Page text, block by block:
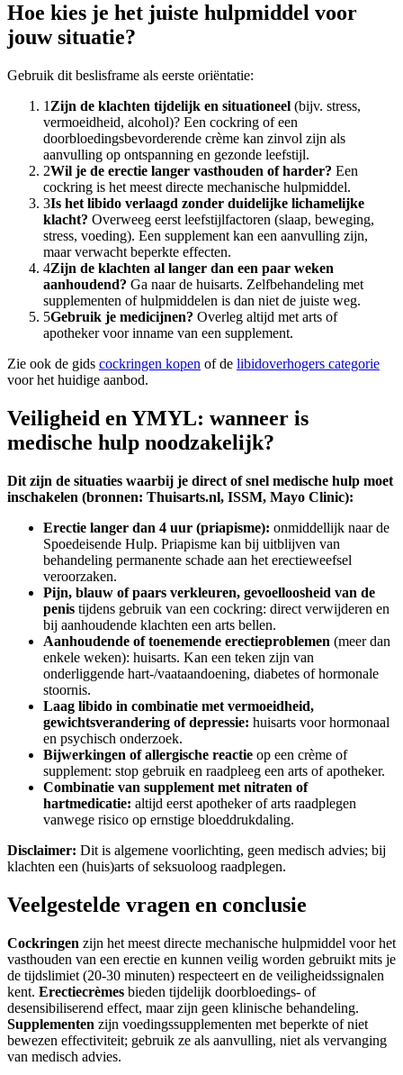
Hoe kies je het juiste hulpmiddel voor
jouw situatie?
Gebruik dit beslisframe als eerste oriëntatie:
1 Zijn de klachten tijdelijk en situationeel (bijv. stress,
vermoeidheid, alcohol)? Een cockring of een
doorbloedingsbevorderende crème kan zinvol zijn als
aanvulling op ontspanning en gezonde leefstijl.
2Wil je de erectie langer vasthouden of harder? Een
cockring is het meest directe mechanische hulpmiddel.
3Is het libido verlaagd zonder duidelijke lichamelijke
klacht? Overweeg eerst leefstijlfactoren (slaap, beweging,
stress, voeding). Een supplement kan een aanvulling zijn,
maar verwacht beperkte effecten.
4Zijn de klachten al langer dan een paar weken
aanhoudend? Ga naar de huisarts. Zelfbehandeling met
supplementen of hulpmiddelen is dan niet de juiste weg.
5Gebruik je medicijnen? Overleg altijd met arts of
apotheker voor inname van een supplement.
Zie ook de gids cockringen kopen of de libidoverhogers categorie
voor het huidige aanbod.
Veiligheid en YMYL: wanneer is
medische hulp noodzakelijk?
Dit zijn de situaties waarbij je direct of snel medische hulp moet
inschakelen (bronnen: Thuisarts.nl, ISSM, Mayo Clinic):
Erectie langer dan 4 uur (priapisme): onmiddellijk naar de
Spoedeisende Hulp. Priapisme kan bij uitblijven van
behandeling permanente schade aan het erectieweefsel
veroorzaken.
Pijn, blauw of paars verkleuren, gevoelloosheid van de
penis tijdens gebruik van een cockring: direct verwijderen en
bij aanhoudende klachten een arts bellen.
Aanhoudende of toenemende erectieproblemen (meer dan
enkele weken): huisarts. Kan een teken zijn van
onderliggende hart-/vaataandoening, diabetes of hormonale
stoornis.
Laag libido in combinatie met vermoeidheid,
gewichtsverandering of depressie: huisarts voor hormonaal
en psychisch onderzoek.
Bijwerkingen of allergische reactie op een crème of
supplement: stop gebruik en raadpleeg een arts of apotheker.
Combinatie van supplement met nitraten of
hartmedicatie: altijd eerst apotheker of arts raadplegen
vanwege risico op ernstige bloeddrukdaling.
Disclaimer: Dit is algemene voorlichting, geen medisch advies; bij
klachten een (huis)arts of seksuoloog raadplegen.
Veelgestelde vragen en conclusie
Cockringen zijn het meest directe mechanische hulpmiddel voor het
vasthouden van een erectie en kunnen veilig worden gebruikt mits je
de tijdslimiet (20-30 minuten) respecteert en de veiligheidssignalen
kent. Erectiecrèmes bieden tijdelijk doorbloedings- of
desensibiliserend effect, maar zijn geen klinische behandeling.
Supplementen zijn voedingssupplementen met beperkte of niet
bewezen effectiviteit; gebruik ze als aanvulling, niet als vervanging
van medisch advies.